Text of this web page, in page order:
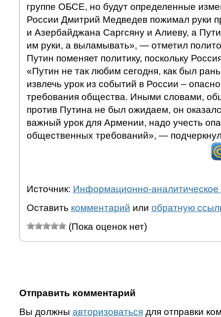
группе ОБСЕ, но будут определенные
России Дмитрий Медведев пожимал руки
и Азербайджана Саргсяну и Алиеву, а
им руки, а выламывать», — отметил
Путин поменяет политику, поскольку
«Путин не так любим сегодня, как был
извлечь урок из событий в России –
требования общества. Иными словами,
против Путина не был ожидаем, он
важный урок для Армении, надо учесть
общественных требований», —
Источник: Информационно-аналитическое
Оставить комментарий или обратную
(Пока оценок нет)
Отправить комментарий
Вы должны авторизоваться для отправки